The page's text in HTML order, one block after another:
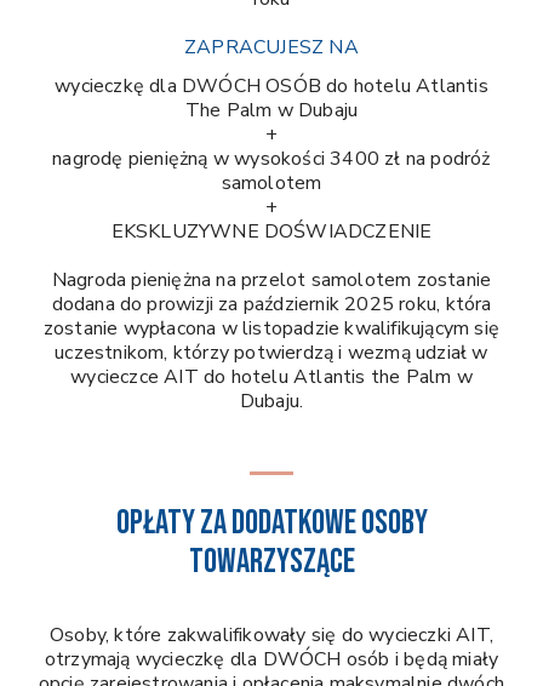
ZAPRACUJESZ NA
wycieczkę dla DWÓCH OSÓB do hotelu Atlantis
The Palm w Dubaju
+
nagrodę pieniężną w wysokości 3400 zł na podróż
samolotem
+
EKSKLUZYWNE DOŚWIADCZENIE
Nagroda pieniężna na przelot samolotem zostanie
dodana do prowizji za październik 2025 roku, która
zostanie wypłacona w listopadzie kwalifikującym się
uczestnikom, którzy potwierdzą i wezmą udział w
wycieczce AIT do hotelu Atlantis the Palm w
Dubaju.
OPŁATY ZA DODATKOWE OSOBY
TOWARZYSZĄCE
Osoby, które zakwalifikowały się do wycieczki AIT,
otrzymają wycieczkę dla DWÓCH osób i będą miały